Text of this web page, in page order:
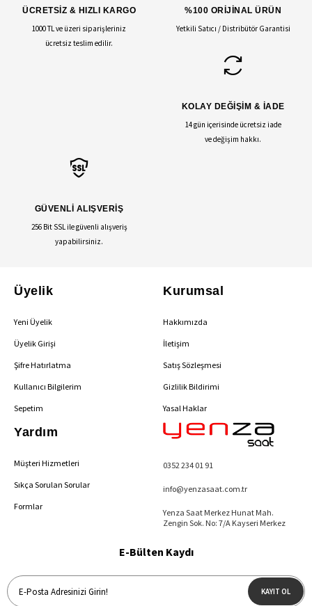
ÜCRETSİZ & HIZLI KARGO
1000 TL ve üzeri siparişleriniz
ücretsiz teslim edilir.
%100 ORİJİNAL ÜRÜN
Yetkili Satıcı / Distribütör Garantisi
KOLAY DEĞİŞİM & İADE
14 gün içerisinde ücretsiz iade
ve değişim hakkı.
GÜVENLİ ALIŞVERİŞ
256 Bit SSL ile güvenli alışveriş
yapabilirsiniz.
Üyelik
Yeni Üyelik
Üyelik Girişi
Şifre Hatırlatma
Kullanıcı Bilgilerim
Sepetim
Kurumsal
Hakkımızda
İletişim
Satış Sözleşmesi
Gizlilik Bildirimi
Yasal Haklar
Yardım
Müşteri Hizmetleri
Sıkça Sorulan Sorular
Formlar
0352 234 01 91
info@yenzasaat.com.tr
Yenza Saat Merkez Hunat Mah.
Zengin Sok. No: 7/A Kayseri Merkez
E-Bülten Kaydı
KAYIT OL